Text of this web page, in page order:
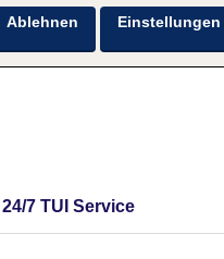
7 TUI Service
Ablehnen Einstellungen